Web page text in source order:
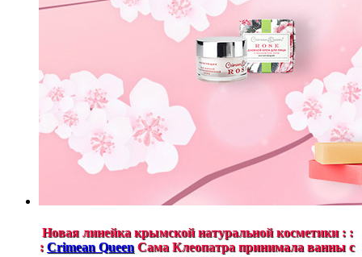
Новая линейка крымской натуральной косметики : :
: Crimean Queen Сама Клеопатра принимала ванны с